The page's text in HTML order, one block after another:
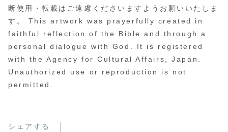
断使用・転載はご遠慮くださいますようお願いいたしま
す。 This artwork was prayerfully created in
faithful reflection of the Bible and through a
personal dialogue with God. It is registered
with the Agency for Cultural Affairs, Japan.
Unauthorized use or reproduction is not
permitted.
シェアする